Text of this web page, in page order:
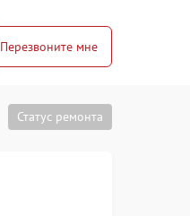
Перезвоните мне
Статус ремонта